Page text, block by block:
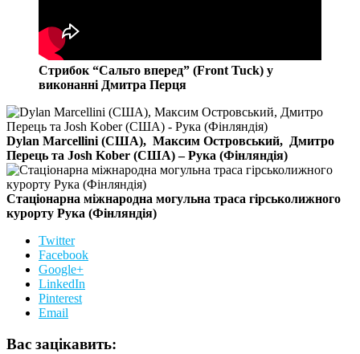
Стрибок “Сальто вперед” (Front Tuck) у
виконанні Дмитра Перця
Dylan Marcellini (США), Максим Островський, Дмитро
Перець та Josh Kober (США) – Рука (Фінляндія)
Стаціонарна міжнародна могульна траса гірськолижного
курорту Рука (Фінляндія)
Twitter
Facebook
Google+
LinkedIn
Pinterest
Email
Вас зацікавить: